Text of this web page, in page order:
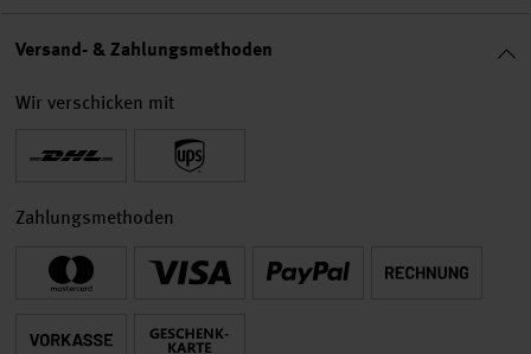
Versand- & Zahlungsmethoden
Wir verschicken mit
Zahlungsmethoden